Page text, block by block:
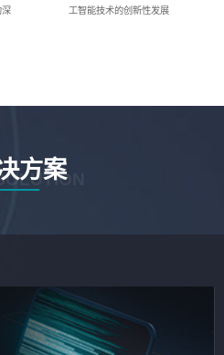
深
工智能技术的创新性发展
方案